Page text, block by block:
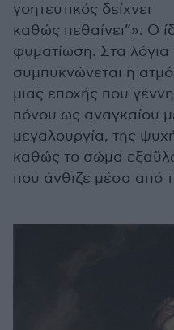
γοητευτικός δείχνει
καθώς πεθαίνει”». Ο
φυματίωση. Στα
συμπυκνώνεται η
μιας εποχής που
πόνου ως αναγκαίου
μεγαλουργία, της
καθώς το σώμα
που άνθιζε μέσα από